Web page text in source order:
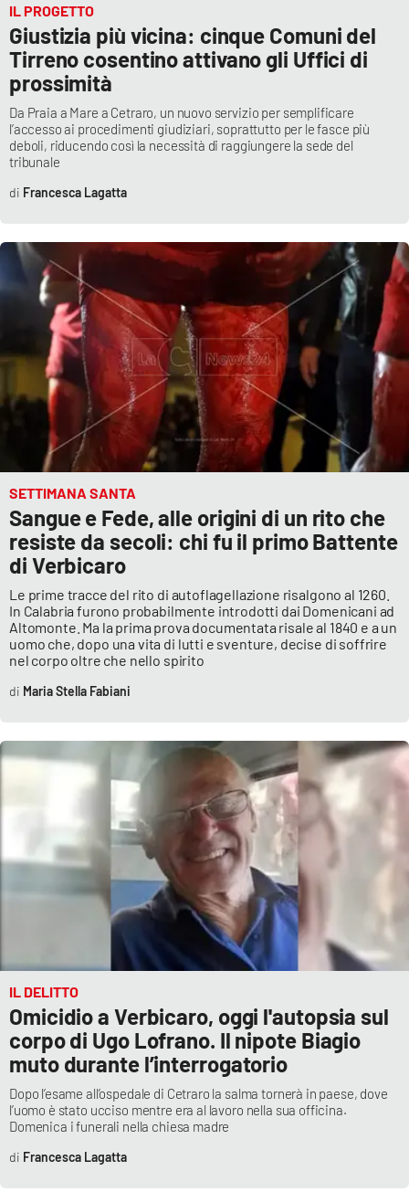
IL PROGETTO
Giustizia più vicina: cinque Comuni del
Tirreno cosentino attivano gli Uffici di
prossimità
Da Praia a Mare a Cetraro, un nuovo servizio per semplificare
l’accesso ai procedimenti giudiziari, soprattutto per le fasce più
deboli, riducendo così la necessità di raggiungere la sede del
tribunale
Francesca Lagatta
SETTIMANA SANTA
Sangue e Fede, alle origini di un rito che
resiste da secoli: chi fu il primo Battente
di Verbicaro
Le prime tracce del rito di autoflagellazione risalgono al 1260.
In Calabria furono probabilmente introdotti dai Domenicani ad
Altomonte. Ma la prima prova documentata risale al 1840 e a un
uomo che, dopo una vita di lutti e sventure, decise di soffrire
nel corpo oltre che nello spirito
Maria Stella Fabiani
IL DELITTO
Omicidio a Verbicaro, oggi l'autopsia sul
corpo di Ugo Lofrano. Il nipote Biagio
muto durante l’interrogatorio
Dopo l’esame all’ospedale di Cetraro la salma tornerà in paese, dove
l’uomo è stato ucciso mentre era al lavoro nella sua officina.
Domenica i funerali nella chiesa madre
Francesca Lagatta